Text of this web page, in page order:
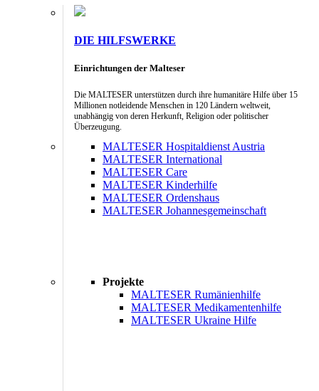
DIE HILFSWERKE
Einrichtungen der Malteser
Die MALTESER unterstützen durch ihre humanitäre Hilfe über 15
Millionen notleidende Menschen in 120 Ländern weltweit,
unabhängig von deren Herkunft, Religion oder politischer
Überzeugung.
MALTESER Hospitaldienst Austria
MALTESER International
MALTESER Care
MALTESER Kinderhilfe
MALTESER Ordenshaus
MALTESER Johannesgemeinschaft
Projekte
MALTESER Rumänienhilfe
MALTESER Medikamentenhilfe
MALTESER Ukraine Hilfe